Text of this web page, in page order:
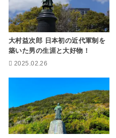
大村益次郎 日本初の近代軍制を
築いた男の生涯と大好物！
2025.02.26